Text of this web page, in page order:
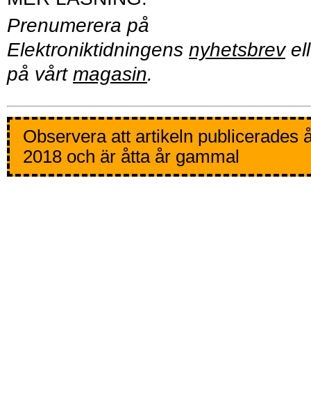
Prenumerera på
Elektroniktidningens nyhetsbrev
på vårt magasin.
Observera att artikeln publicerades
2018 och är åtta år gammal